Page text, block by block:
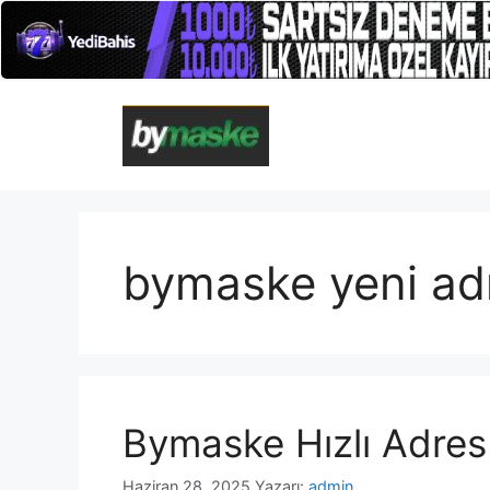
bymaske yeni
Bymaske Hızlı Adres
Haziran 28, 2025 Yazarı: admin